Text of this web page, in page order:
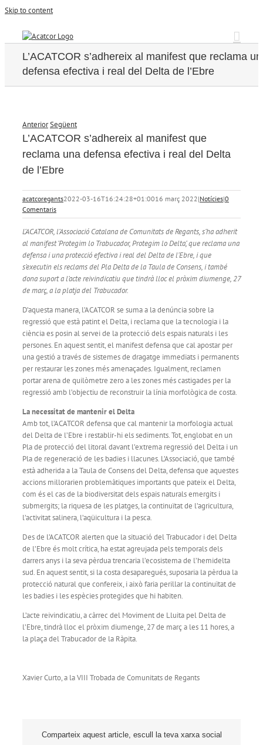
Skip to content
L’ACATCOR s’adhereix al manifest que reclama
defensa efectiva i real del Delta de l’Ebre
AnteriorSegüent
L’ACATCOR s’adhereix al manifest que
reclama una defensa efectiva i real del Delta
de l’Ebre
acatcoregants2022-03-16T16:24:28+01:0016 març 2022|Notícies|0
Comentaris
L’ACATCOR, l’Associació Catalana de Comunitats de Regants, s’ha adherit
al manifest ‘Protegim lo Trabucador, Protegim lo Delta’, que reclama una
defensa i una protecció efectiva i real del Delta de l’Ebre, i que
s’executin els reclams del Pla Delta de la Taula de Consens, i també
dona suport a l’acte reivindicatiu que tindrà lloc el pròxim diumenge, 27
de març, a la platja del Trabucador.
D’aquesta manera, l’ACATCOR se suma a la denúncia sobre la
regressió que està patint el Delta, i reclama que la tecnologia i la
ciència es posin al servei de la protecció dels espais naturals i les
persones. En aquest sentit, el manifest defensa que cal apostar per
una gestió a través de sistemes de dragatge immediats i permanents
per restaurar les zones més amenaçades. Igualment, reclamen
portar arena de quilòmetre zero a les zones més castigades per la
regressió amb l’objectiu de reconstruir la línia morfològica de costa.
La necessitat de mantenir el Delta
Amb tot, l’ACATCOR defensa que cal mantenir la morfologia actual
del Delta de l’Ebre i restablir-hi els sediments. Tot, englobat en un
Pla de protecció del litoral davant l’extrema regressió del Delta i un
Pla de regeneració de les badies i llacunes. L’Associació, que també
està adherida a la Taula de Consens del Delta, defensa que aquestes
accions millorarien problemàtiques importants que pateix el Delta,
com és el cas de la biodiversitat dels espais naturals emergits i
submergits; la riquesa de les platges, la continuïtat de l’agricultura,
l’activitat salinera, l’aqüicultura i la pesca.
Des de l’ACATCOR alerten que la situació del Trabucador i del Delta
de l’Ebre és molt crítica, ha estat agreujada pels temporals dels
darrers anys i la seva pèrdua trencaria l’ecosistema de l’hemidelta
sud. En aquest sentit, si la costa desaparegués, suposaria la pèrdua la
protecció natural que confereix, i això faria perillar la continuïtat de
les badies i les espècies protegides que hi habiten.
L’acte reivindicatiu, a càrrec del Moviment de Lluita pel Delta de
l’Ebre, tindrà lloc el pròxim diumenge, 27 de març a les 11 hores, a
la plaça del Trabucador de la Ràpita.
Xavier Curto, a la VIII Trobada de Comunitats de Regants
Comparteix aquest article, escull la teva xarxa social